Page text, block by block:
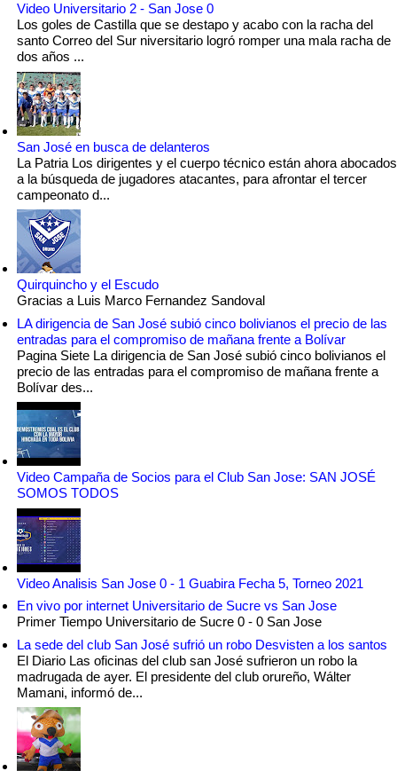
Video Universitario 2 - San Jose 0
Los goles de Castilla que se destapo y acabo con la racha del
santo Correo del Sur niversitario logró romper una mala racha de
dos años ...
San José en busca de delanteros
La Patria Los dirigentes y el cuerpo técnico están ahora abocados
a la búsqueda de jugadores atacantes, para afrontar el tercer
campeonato d...
Quirquincho y el Escudo
Gracias a Luis Marco Fernandez Sandoval
LA dirigencia de San José subió cinco bolivianos el precio de las
entradas para el compromiso de mañana frente a Bolívar
Pagina Siete La dirigencia de San José subió cinco bolivianos el
precio de las entradas para el compromiso de mañana frente a
Bolívar des...
Video Campaña de Socios para el Club San Jose: SAN JOSÉ
SOMOS TODOS
Video Analisis San Jose 0 - 1 Guabira Fecha 5, Torneo 2021
En vivo por internet Universitario de Sucre vs San Jose
Primer Tiempo Universitario de Sucre 0 - 0 San Jose
La sede del club San José sufrió un robo Desvisten a los santos
El Diario Las oficinas del club san José sufrieron un robo la
madrugada de ayer. El presidente del club orureño, Wálter
Mamani, informó de...